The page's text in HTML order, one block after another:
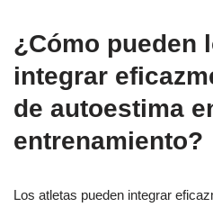
¿Cómo pueden
integrar
de autoestima
entrenamiento?
Los atletas pueden integrar